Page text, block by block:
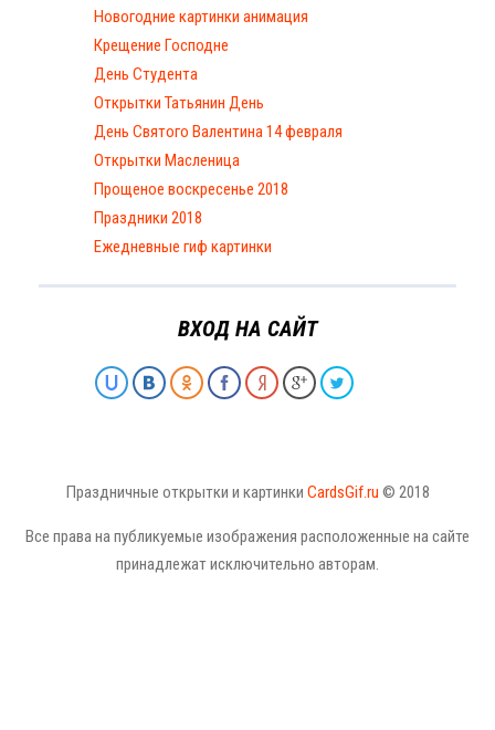
Новогодние картинки анимация
Крещение Господне
День Студента
Открытки Татьянин День
День Святого Валентина 14 февраля
Открытки Масленица
Прощеное воскресенье 2018
Праздники 2018
Ежедневные гиф картинки
ВХОД НА САЙТ
Праздничные открытки и картинки CardsGif.ru © 2018
Все права на публикуемые изображения расположенные на сайте
принадлежат исключительно авторам.